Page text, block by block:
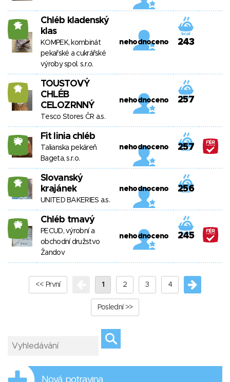
15
Chléb kladenský
klas
KOMPEK, kombinát
pekařské a cukrářské
výroby spol. s.r.o.
nehodnoceno 243
12
TOUSTOVÝ
CHLÉB
CELOZRNNÝ
Tesco Stores ČR a.s.
nehodnoceno 257
20 Fit linia chléb
Talianska pekáreň
Bageta, s.r.o.
nehodnoceno 257
15
Slovanský
krajánek
UNITED BAKERIES a.s.
nehodnoceno 256
26 Chléb tmavý
PECUD, výrobní a
obchodní družstvo
Žandov
nehodnoceno 245
<< První 1 2 3 4
Poslední >>
Nová potravina